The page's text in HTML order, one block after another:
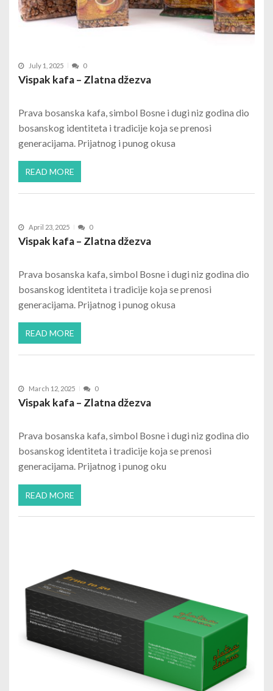
July 1, 2025 0
Vispak kafa – Zlatna džezva
Prava bosanska kafa, simbol Bosne i dugi niz godina dio
bosanskog identiteta i tradicije koja se prenosi
generacijama. Prijatnog i punog okusa
READ MORE
April 23, 2025 0
Vispak kafa – Zlatna džezva
Prava bosanska kafa, simbol Bosne i dugi niz godina dio
bosanskog identiteta i tradicije koja se prenosi
generacijama. Prijatnog i punog okusa
READ MORE
March 12, 2025 0
Vispak kafa – Zlatna džezva
Prava bosanska kafa, simbol Bosne i dugi niz godina dio
bosanskog identiteta i tradicije koja se prenosi
generacijama. Prijatnog i punog oku
READ MORE